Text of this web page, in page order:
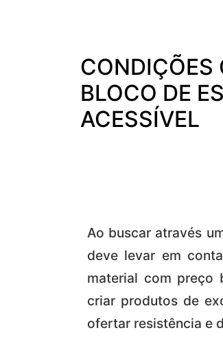
CONDIÇÕES
BLOCO DE
ACESSÍVEL
Ao buscar através
deve levar em
material com preço
criar produtos de
ofertar resistência e